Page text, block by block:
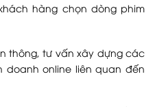
hàng chọn dòng phim
thông, tư vấn xây dựng các
doanh online liên quan đến